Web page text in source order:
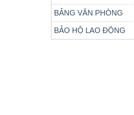
BẢNG VĂN PHÒNG
BẢO HỘ LAO ĐỘNG